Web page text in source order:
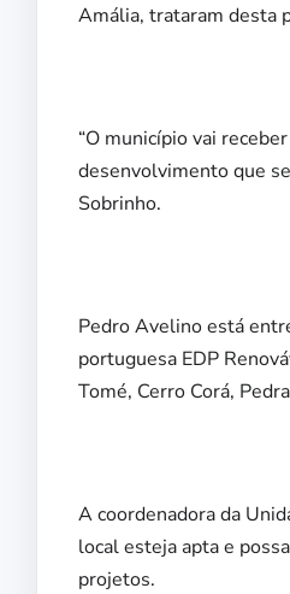
Amália, trataram desta
“O município vai
desenvolvimento que
Sobrinho.
Pedro Avelino está
portuguesa EDP
Tomé, Cerro Corá,
A coordenadora da
local esteja apta e
projetos.